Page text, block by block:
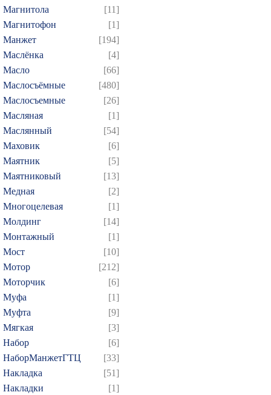
Магнитола
[11]
Магнитофон
[1]
Манжет
[194]
Маслёнка
[4]
Масло
[66]
Маслосъёмные
[480]
Маслосъемные
[26]
Масляная
[1]
Маслянный
[54]
Маховик
[6]
Маятник
[5]
Маятниковый
[13]
Медная
[2]
Многоцелевая
[1]
Молдинг
[14]
Монтажный
[1]
Мост
[10]
Мотор
[212]
Моторчик
[6]
Муфа
[1]
Муфта
[9]
Мягкая
[3]
Набор
[6]
НаборМанжетГТЦ
[33]
Накладка
[51]
Накладки
[1]